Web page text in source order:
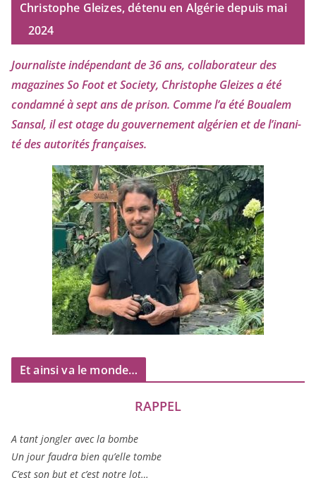
Christophe Gleizes, détenu en Algérie depuis mai
2024
Journaliste indé­pen­dant de36ans, col­la­bo­ra­teur des
maga­zines So Foot et Society, Christophe Gleizesa été
condam­né à sept ans de pri­son. Comme l’a été Boualem
Sansal, il est otage du gou­ver­ne­ment algé­rien et de l’i­na­ni­
té des auto­ri­tés françaises.
Et ainsi va le monde…
RAPPEL
A tant jon­gler avec la bombe
Un jour fau­dra bien qu’elle tombe
C’est son but et c’est notre lot…